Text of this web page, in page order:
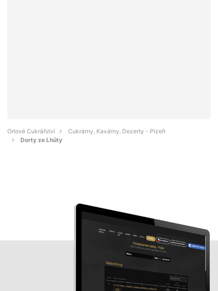
Orlové Cukrářství
Cukrárny, Kavárny, Dezerty - Plzeň
Dorty ze Lhůty